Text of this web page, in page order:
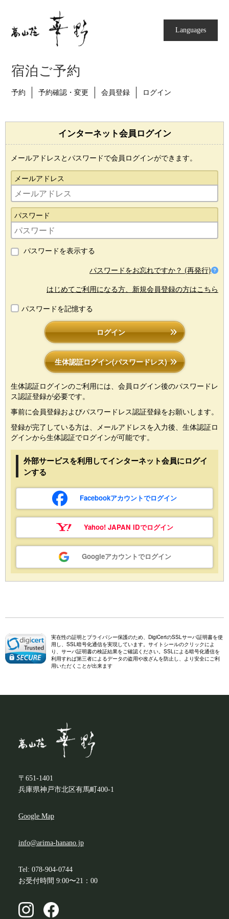
Languages
宿泊ご予約
予約 予約確認・変更 会員登録 ログイン
インターネット会員ログイン
メールアドレスとパスワードで会員ログインができます。
メールアドレス
パスワード
パスワードを表示する
パスワードをお忘れですか？ (再発行)
はじめてご利用になる方、新規会員登録の方はこちら
パスワードを記憶する
ログイン
生体認証ログイン(パスワードレス)
生体認証ログインのご利用には、会員ログイン後のパスワードレ
ス認証登録が必要です。
事前に会員登録およびパスワードレス認証登録をお願いします。
登録が完了している方は、メールアドレスを入力後、生体認証ロ
グインから生体認証でログインが可能です。
外部サービスを利用してインターネット会員にログイ
ンする
Facebookアカウントでログイン
Yahoo! JAPAN IDでログイン
Googleアカウントでログイン
実在性の証明とプライバシー保護のため、DigiCertのSSLサーバ証明書を使
用し、SSL暗号化通信を実現しています。サイトシールのクリックによ
り、サーバ証明書の検証結果をご確認ください。SSLによる暗号化通信を
利用すれば第三者によるデータの盗用や改ざんを防止し、より安全にご利
用いただくことが出来ます
〒651-1401
兵庫県神戸市北区有馬町400-1
Google Map
info@arima-hanano.jp
Tel: 078-904-0744
お受付時間 9:00〜21：00